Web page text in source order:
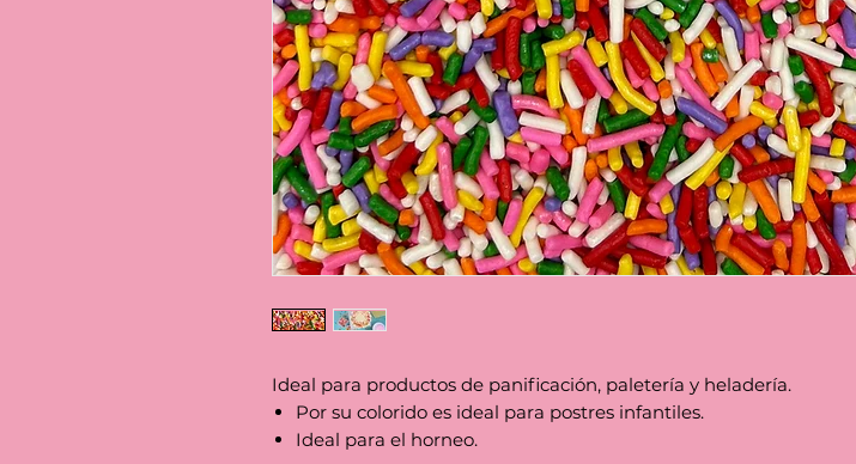
Ideal para productos de panificación, paletería y heladería.
Por su colorido es ideal para postres infantiles.
Ideal para el horneo.